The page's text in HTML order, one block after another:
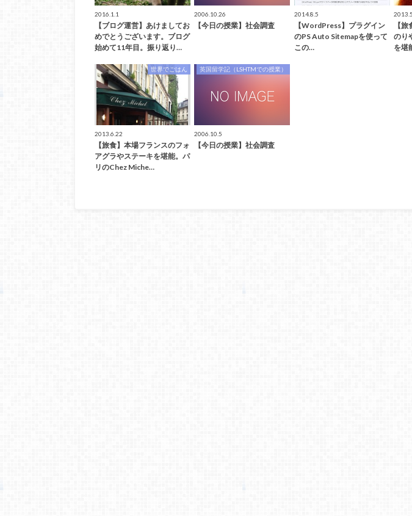
2016.1.1
【ブログ運営】あけましてお
めでとうございます。ブログ
始めて11年目。振り返り…
2006.10.26
【今日の授業】社会調査
2014.8.5
【WordPress】プラグイン
のPS Auto Sitemapを使って
この…
【
のり
を堪
世界でごはん
2013.6.22
【旅食】本場フランスのフォ
アグラやステーキを堪能。パ
リのChez Miche…
英国留学記（LSHTMでの授業）
2006.10.5
【今日の授業】社会調査